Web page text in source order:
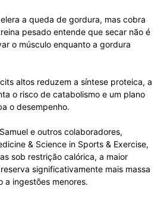
a queda de gordura, mas cobra
pesado entende que secar não é
o músculo enquanto a gordura
altos reduzem a síntese proteica, a
o risco de catabolismo e um plano
o desempenho.
e outros colaboradores,
& Science in Sports & Exercise,
sob restrição calórica, a maior
significativamente mais massa
a ingestões menores.